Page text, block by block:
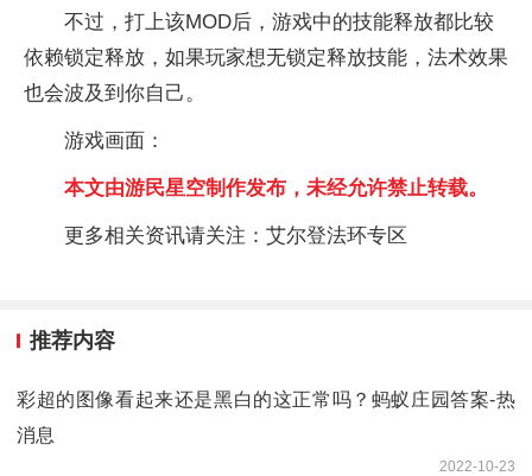
不过，打上该MOD后，游戏中的技能释放都比较
依赖锁定释放，如果玩家想无锁定释放技能，法术效果
也会波及到你自己。
游戏画面：
本文由游民星空制作发布，未经允许禁止转载。
更多相关资讯请关注：艾尔登法环专区
推荐内容
彩超的图像看起来还是黑白的这正常吗？蚂蚁庄园答案-热
消息
2022-10-23